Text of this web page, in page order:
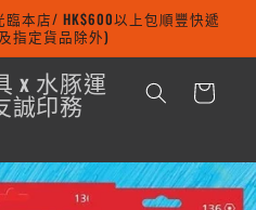
光臨本店/ HK$600以上包順豐快遞
指定貨品除外)
x 水豚運
誠印務
物